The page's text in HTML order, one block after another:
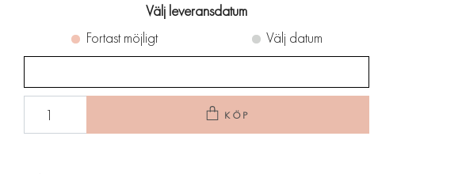
Välj leveransdatum
Fortast möjligt
Välj datum
KÖP